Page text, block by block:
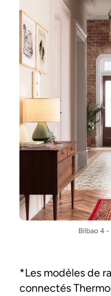
Bilbao 4
*Les modèles de
connectés